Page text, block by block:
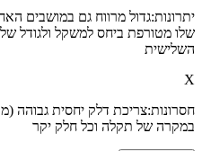
יתרונות:גדול מרווח גם במושבים
שלו מטורפת ביחס למשקל ולגודל
השלישית
X
חסרונות:צריכת דלק יחסית גבוהה
במקרה של תקלה וכל חלק יקר